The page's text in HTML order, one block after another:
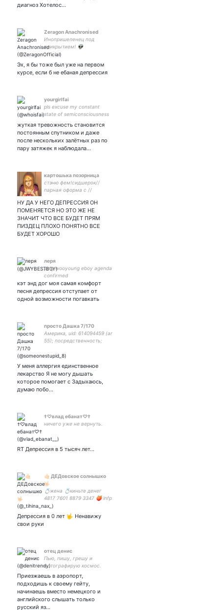
диагноз Хотелос…
Zeragon Anachronised
Инопришеленец под
прикрытием! 👽
Гендерфлюидный
ваш ЧС — моя победа :3
Обожаю #радфем #Zeragon
Эх, я бы тоже был уже на первом
курсе, если б не ебаная депрессия
yourgirlfai
pls excuse my constant
state of semiconsciousness
жуткая тревожность становится
постоянным спутником и даже
после нескольких залётных раз по
пару затяжек я наблюдала…
картошька позорница
стэню фем!сидшерок//
парная оформа с //
НУ ДА У НЕГО ДЕПРЕССИЯ ОН
ПОМЕНЯЕТСЯ НО ЭТО ЖЕ НЕ
ЗНАЧИТ ЧТО ВСЕ БУДЕТ ПРЯМ
ПИЗДЕЦ ПЛОХО ПОНЯТНО ВСЕ
БУДЕТ ХОРОШО
леря
jung wooyoung eboy agenda
confirmed
кэт энд дог моя самая комфорт
песня депрессия отступает от
одной возможности погавкать
просто Дашка 7/170
Америка, uid: 614094459 (ar
55); посредственность;
невзаимная; щитпост и
👑
У меня аллергия единственное
лекарство Я не могу дышать
которое помогает с Задыхаюсь,
думаю побо…
†♡влад ебанат♡†
ничего уже не вернуть.
RT Депрессия в 5 тысяч лет...
🤙🏻 ДЕДовское солнышко
🤟🏻
💍жена 💍киньте денег
4817 7601 8879 3347 🍑 infp
🗿sun in ♒ moon in ♏
ascendant in ♓ арт акк: 🐥
соул
Депрессия в 0 лет 🤟 Ненавижу
свои руки
отец денис
Пью, пишу, грешу и
фотографирую космос.
Приезжаешь в аэропорт,
подходишь к своему гейту,
начинаешь вместо немецкого и
английского слышать только
русский яз…